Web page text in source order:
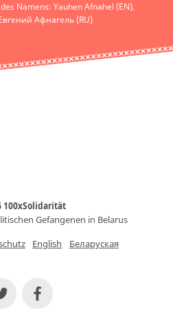
Namens: Yauhen Afnahel (EN),
Афнагель (RU)
100xSolidarität
Gefangenen in Belarus
English Беларуская